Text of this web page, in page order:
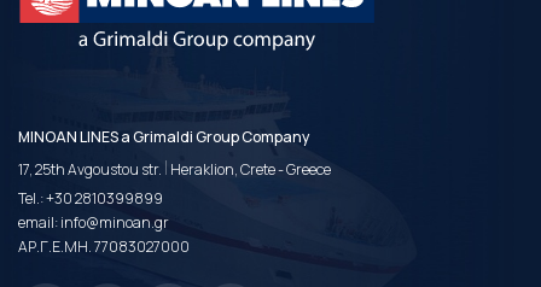
MINOAN LINES a Grimaldi Group Company
17, 25th Avgoustou str. | Heraklion, Crete - Greece
Tel.:+30 2810399899
email:info@minoan.gr
ΑΡ.Γ.Ε.ΜΗ. 77083027000